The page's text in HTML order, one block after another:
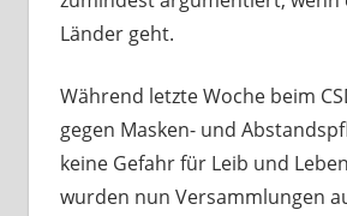
Länder geht.
Während letzte Woche beim
gegen Masken- und
keine Gefahr für Leib und
wurden nun Versammlungen